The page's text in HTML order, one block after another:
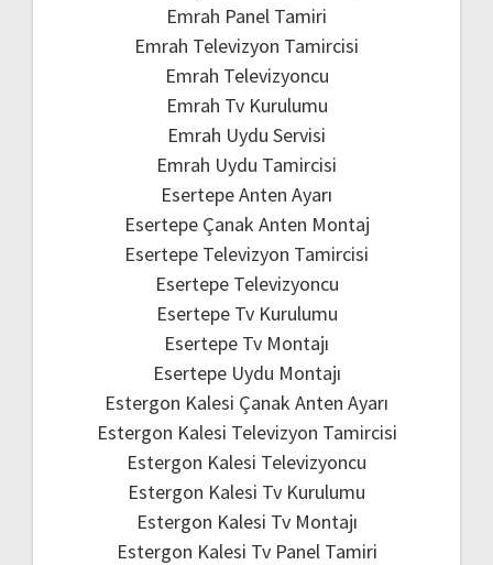
Emrah Panel Tamiri
Emrah Televizyon Tamircisi
Emrah Televizyoncu
Emrah Tv Kurulumu
Emrah Uydu Servisi
Emrah Uydu Tamircisi
Esertepe Anten Ayarı
Esertepe Çanak Anten Montaj
Esertepe Televizyon Tamircisi
Esertepe Televizyoncu
Esertepe Tv Kurulumu
Esertepe Tv Montajı
Esertepe Uydu Montajı
Estergon Kalesi Çanak Anten Ayarı
Estergon Kalesi Televizyon Tamircisi
Estergon Kalesi Televizyoncu
Estergon Kalesi Tv Kurulumu
Estergon Kalesi Tv Montajı
Estergon Kalesi Tv Panel Tamiri